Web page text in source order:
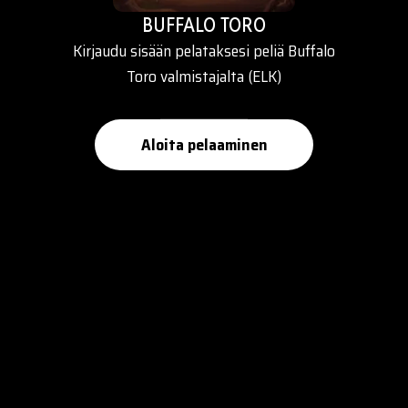
BUFFALO TORO
Kirjaudu sisään pelataksesi peliä Buffalo
Toro valmistajalta (ELK)
Aloita pelaaminen